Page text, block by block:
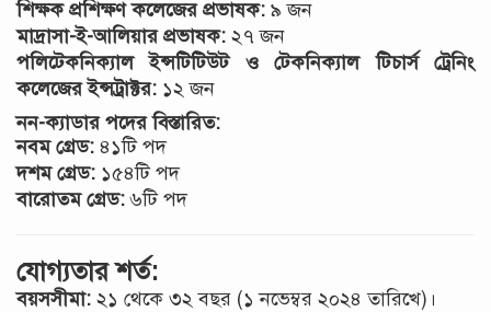
শিক্ষক প্রশিক্ষণ কলেজের প্রভাষক: ৯ জন
মাদ্রাসা-ই-আলিয়ার প্রভাষক: ২৭ জন
পলিটেকনিক্যাল ইন্সটিটিউট ও টেকনিক্যাল টিচার্স ট্রেনিং
কলেজের ইন্সট্রাক্টর: ১২ জন
নন-ক্যাডার পদের বিস্তারিত:
নবম গ্রেড: ৪১টি পদ
দশম গ্রেড: ১৫৪টি পদ
বারোতম গ্রেড:৬টি পদ
যোগ্যতার শর্ত:
বয়সসীমা: ২১ থেকে ৩২ বছর (১ নভেম্বর ২০২৪ তারিখে)।